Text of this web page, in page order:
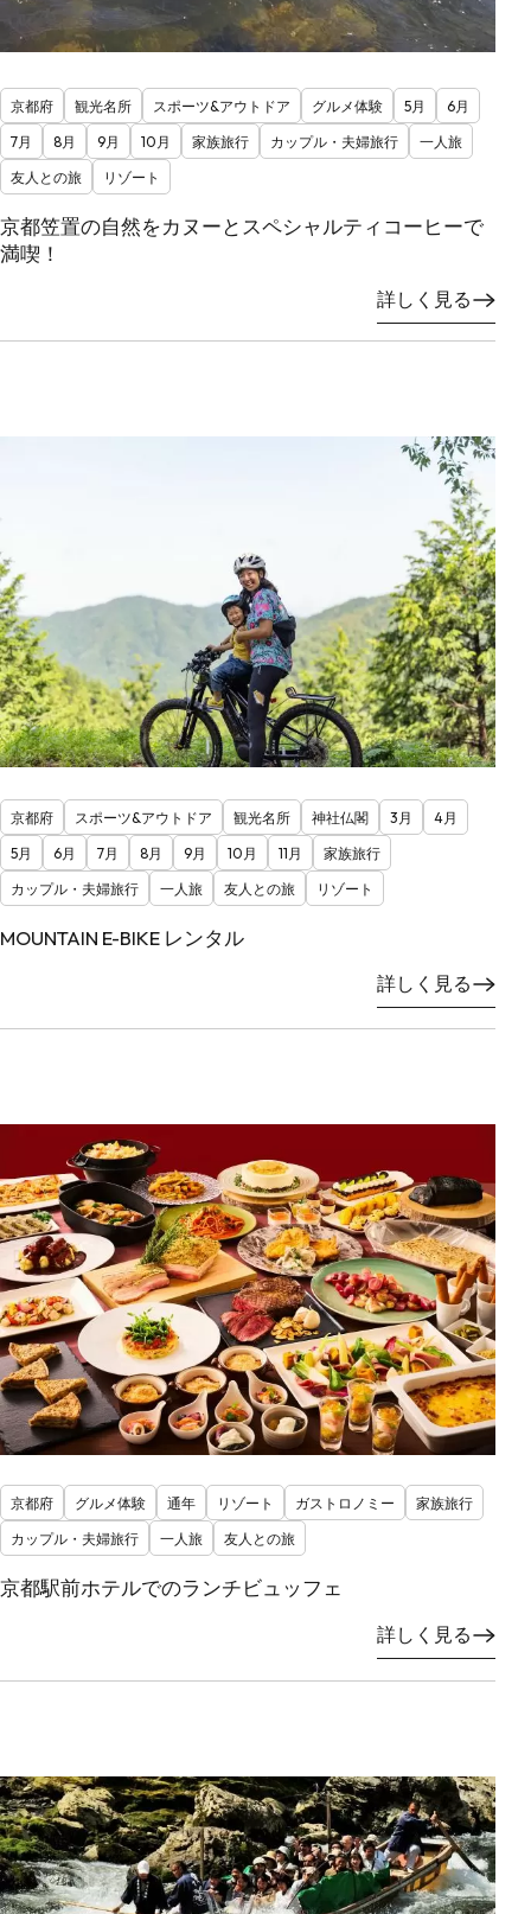
京都府 観光名所 スポーツ&アウトドア グルメ体験 5月
6月
7月
8月 9月 10月 家族旅行 カップル・夫婦旅行
一人旅
友人との旅
リゾート
京都笠置の自然をカヌーとスペシャルティコーヒーで
満喫！
詳しく見る
京都府 スポーツ&アウトドア 観光名所 神社仏閣 3月
4月
5月
6月 7月 8月 9月 10月 11月
家族旅行
カップル・夫婦旅行
一人旅 友人との旅 リゾート
MOUNTAIN E-BIKE レンタル
詳しく見る
京都府 グルメ体験 通年 リゾート ガストロノミー
家族旅行
カップル・夫婦旅行
一人旅 友人との旅
京都駅前ホテルでのランチビュッフェ
詳しく見る